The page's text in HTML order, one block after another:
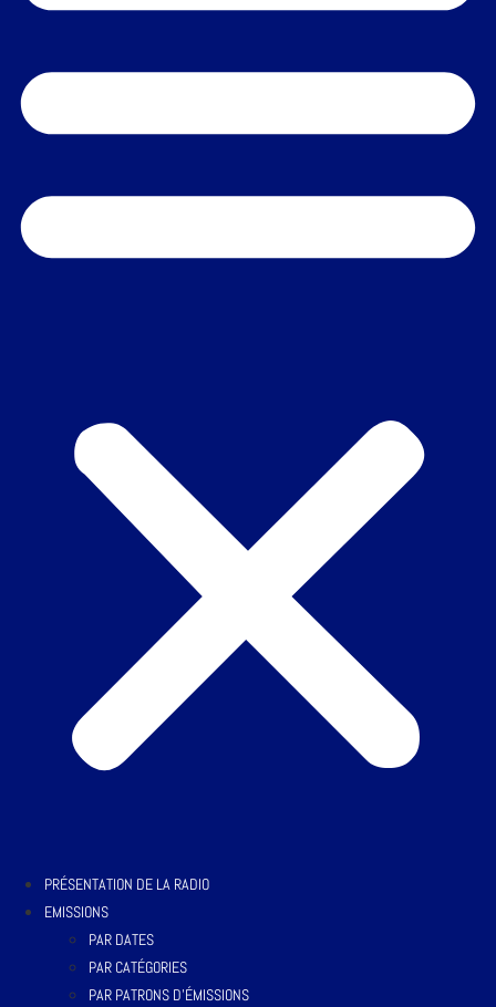
PRÉSENTATION DE LA RADIO
EMISSIONS
PAR DATES
PAR CATÉGORIES
PAR PATRONS D’ÉMISSIONS